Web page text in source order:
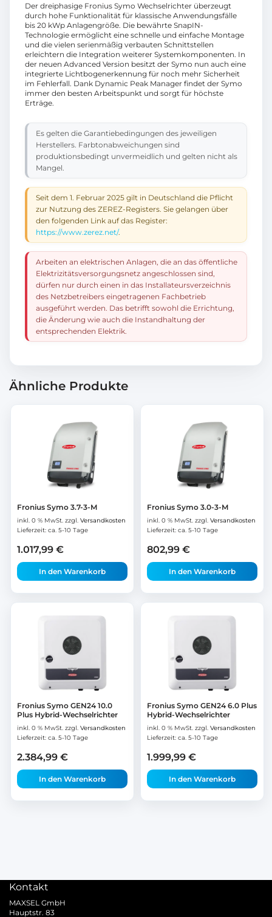
Der dreiphasige Fronius Symo Wechselrichter überzeugt
durch hohe Funktionalität für klassische Anwendungsfälle
bis 20 kWp Anlagengröße. Die bewährte SnapIN-
Technologie ermöglicht eine schnelle und einfache Montage
und die vielen serienmäßig verbauten Schnittstellen
erleichtern die Integration weiterer Systemkomponenten. In
der neuen Advanced Version besitzt der Symo nun auch eine
integrierte Lichtbogenerkennung für noch mehr Sicherheit
im Fehlerfall. Dank Dynamic Peak Manager findet der Symo
immer den besten Arbeitspunkt und sorgt für höchste
Erträge.
Es gelten die Garantiebedingungen des jeweiligen
Herstellers. Farbtonabweichungen sind
produktionsbedingt unvermeidlich und gelten nicht als
Mangel.
Seit dem 1. Februar 2025 gilt in Deutschland die Pflicht
zur Nutzung des ZEREZ-Registers. Sie gelangen über
den folgenden Link auf das Register:
https://www.zerez.net/.
Arbeiten an elektrischen Anlagen, die an das öffentliche
Elektrizitätsversorgungsnetz angeschlossen sind,
dürfen nur durch einen in das Installateursverzeichnis
des Netzbetreibers eingetragenen Fachbetrieb
ausgeführt werden. Das betrifft sowohl die Errichtung,
die Änderung wie auch die Instandhaltung der
entsprechenden Elektrik.
Ähnliche Produkte
Fronius Symo 3.7-3-M
inkl. 0 % MwSt. zzgl. Versandkosten
Lieferzeit: ca. 5-10 Tage
1.017,99 €
In den Warenkorb
Fronius Symo 3.0-3-M
inkl. 0 % MwSt. zzgl. Versandkosten
Lieferzeit: ca. 5-10 Tage
802,99 €
In den Warenkorb
Fronius Symo GEN24 10.0
Plus Hybrid-Wechselrichter
inkl. 0 % MwSt. zzgl. Versandkosten
Lieferzeit: ca. 5-10 Tage
2.384,99 €
In den Warenkorb
Fronius Symo GEN24 6.0 Plus
Hybrid-Wechselrichter
inkl. 0 % MwSt. zzgl. Versandkosten
Lieferzeit: ca. 5-10 Tage
1.999,99 €
In den Warenkorb
Kontakt
MAXSEL GmbH
Hauptstr. 83